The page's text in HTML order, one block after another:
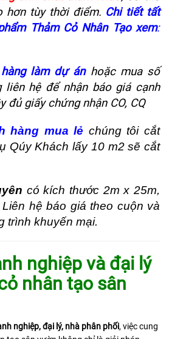
hơn tùy thời điểm. Chi tiết tất
Thảm Cỏ Nhân Tạo xem:
làm dự ánhoặc mua số
hệ để nhận báo giá cạnh
đủ giấy chứng nhận CO, CQ
hàng mua lẻ chúng tôi cắt
Qúy Khách lấy 10 m2 sẽ cắt
có kích thước 2m x 25m,
hệ báo giá theo cuộn và
trình khuyến mại.
nghiệp và đại lý
nhân tạo sân
nghiệp, đại lý, nhà phân phối, việc cung